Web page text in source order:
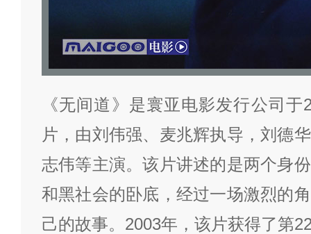
《无间道》是寰亚电影发行公司
片，由刘伟强、麦兆辉执导，刘德
志伟等主演。该片讲述的是两个身
和黑社会的卧底，经过一场激烈的
己的故事。2003年，该片获得了第